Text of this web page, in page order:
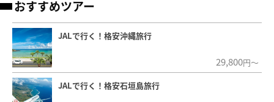
おすすめツアー
JALで行く！格安沖縄旅行
29,800円～
JALで行く！格安石垣島旅行